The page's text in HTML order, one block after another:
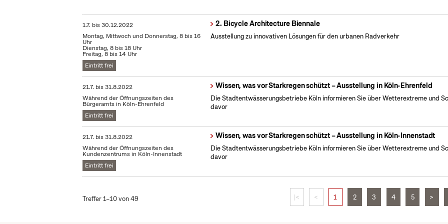
1.7. bis30.12.2022
Montag, Mittwoch und Donnerstag, 8 bis 16
Uhr
Dienstag, 8 bis 18 Uhr
Freitag, 8 bis 14 Uhr
Eintritt frei
2. Bicycle Architecture Biennale
Ausstellung zu innovativen Lösungen für den urbanen Radverkehr
21.7. bis31.8.2022
Während der Öffnungszeiten des
Bürgeramts in Köln-Ehrenfeld
Eintritt frei
Wissen, was vor Starkregen schützt – Ausstellung in Köln-Ehrenfeld
Die Stadtentwässerungsbetriebe Köln informieren Sie über Wetterextreme und
davor
21.7. bis31.8.2022
Während der Öffnungszeiten des
Kundenzentrums in Köln-Innenstadt
Eintritt frei
Wissen, was vor Starkregen schützt – Ausstellung in Köln-Innenstadt
Die Stadtentwässerungsbetriebe Köln informieren Sie über Wetterextreme und
davor
Treffer 1–10 von 49 |< < 1 2 3 4 5 >